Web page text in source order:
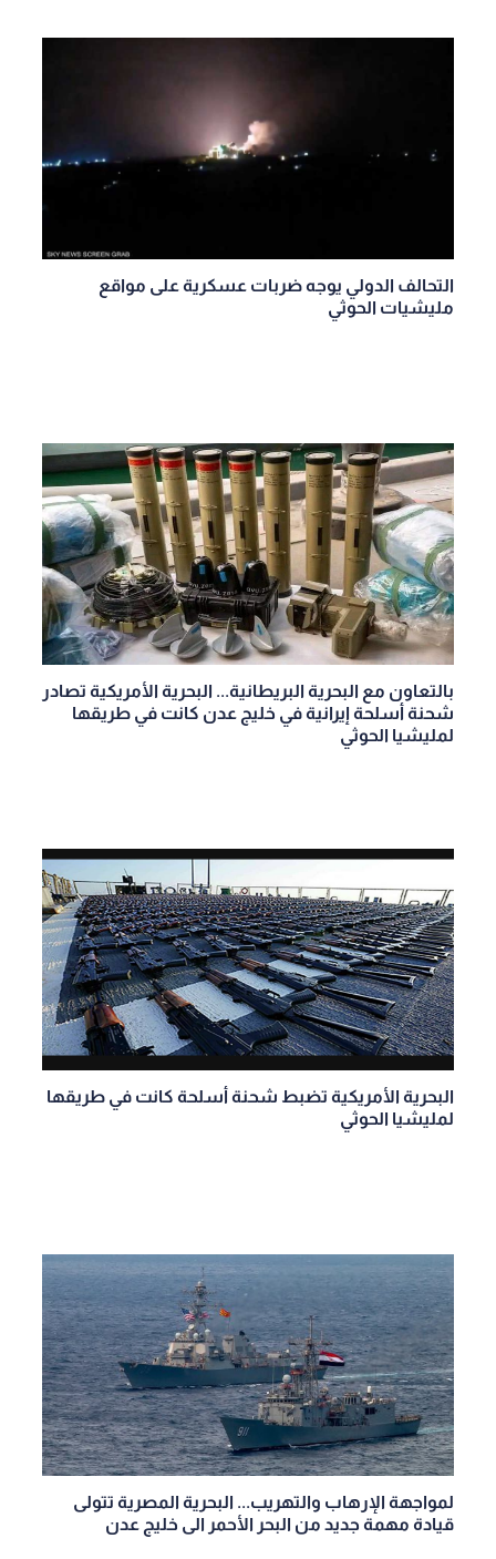
التحالف الدولي يوجه ضربات عسكرية على مواقع
مليشيات الحوثي
بالتعاون مع البحرية البريطانية... البحرية الأمريكية تصادر
شحنة أسلحة إيرانية في خليج عدن كانت في طريقها
لمليشيا الحوثي
البحرية الأمريكية تضبط شحنة أسلحة كانت في طريقها
لمليشيا الحوثي
لمواجهة الإرهاب والتهريب... البحرية المصرية تتولى
قيادة مهمة جديد من البحر الأحمر الى خليج عدن